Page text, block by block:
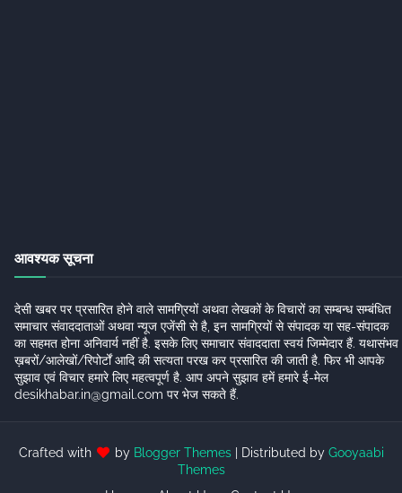
आवश्यक सूचना
देसी खबर पर प्रसारित होने वाले सामग्रियों अथवा लेखकों के विचारों का सम्बन्ध सम्बंधित
समाचार संवाददाताओं अथवा न्यूज एजेंसी से है, इन सामग्रियों से संपादक या सह-संपादक
का सहमत होना अनिवार्य नहीं है. इसके लिए समाचार संवाददाता स्वयं जिम्मेदार हैं. यथासंभव
ख़बरों/आलेखों/रिपोर्टों आदि की सत्यता परख कर प्रसारित की जाती है. फिर भी आपके
सुझाव एवं विचार हमारे लिए महत्वपूर्ण है. आप अपने सुझाव हमें हमारे ई-मेल
desikhabar.in@gmail.com पर भेज सकते हैं.
Crafted with by Blogger Themes| Distributed by Gooyaabi
Themes